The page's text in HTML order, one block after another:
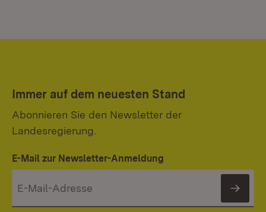
Immer auf dem neuesten Stand
Abonnieren Sie den Newsletter der
Landesregierung.
E-Mail zur Newsletter-Anmeldung